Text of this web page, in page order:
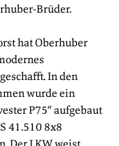
Brüder.
hat Oberhuber
In den
wurde ein
P75“ aufgebaut
41.510 8x8